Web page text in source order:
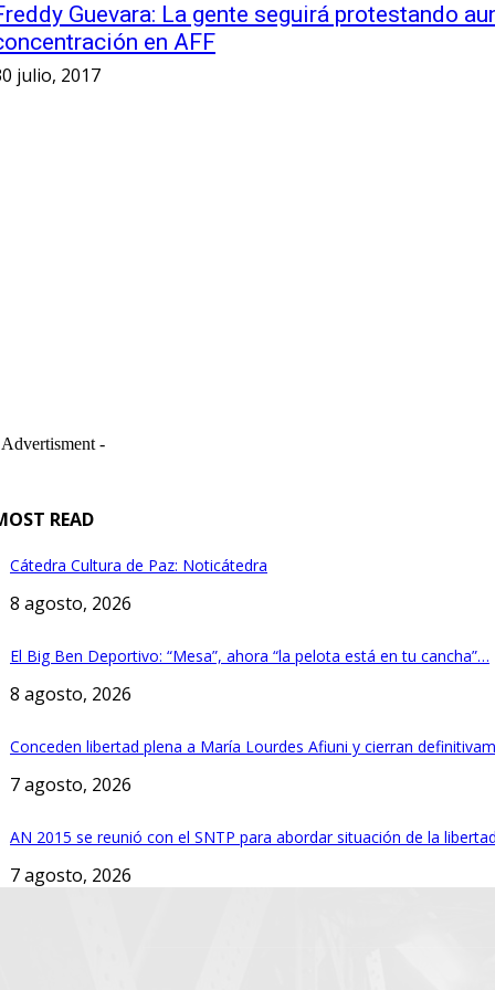
Guevara: La gente seguirá protestando
en AFF
julio, 2017
-
READ
Cátedra Cultura de Paz: Noticátedra
8 agosto, 2026
El Big Ben Deportivo: “Mesa”, ahora “la pelota está en tu cancha”…
8 agosto, 2026
Conceden libertad plena a María Lourdes Afiuni y cierran
7 agosto, 2026
AN 2015 se reunió con el SNTP para abordar situación de la
7 agosto, 2026